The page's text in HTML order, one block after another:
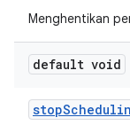
Menghentikan
default void
stop